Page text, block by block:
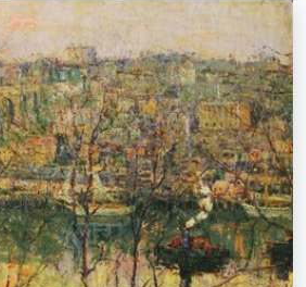
style –
Décrivez la scène – ex. prairie verte,
abstrait avec beaucoup de rouge,
tableau sombre, nu debout près d'un
arbre.